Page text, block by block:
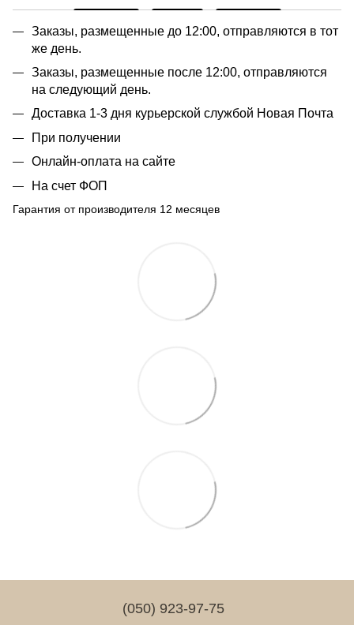
Заказы, размещенные до 12:00, отправляются в тот
же день.
Заказы, размещенные после 12:00, отправляются
на следующий день.
Доставка 1-3 дня курьерской службой Новая Почта
При получении
Онлайн-оплата на сайте
На счет ФОП
Гарантия от производителя 12 месяцев
(050) 923-97-75